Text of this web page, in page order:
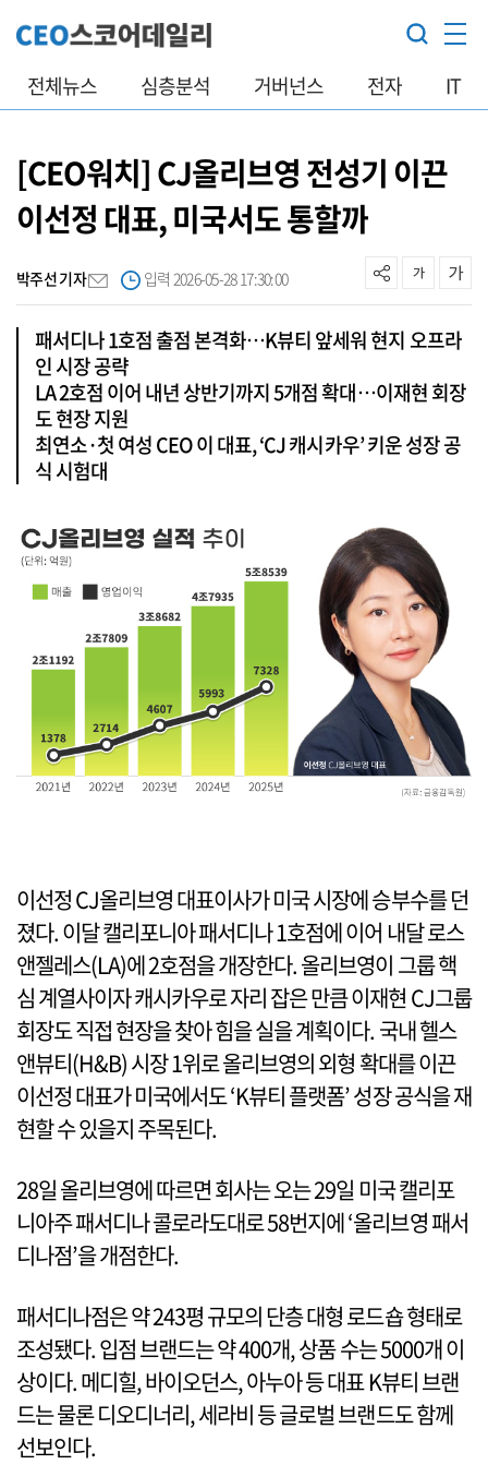
전체뉴스 심층분석 거버넌스 전자 IT
[CEO워치] CJ올리브영 전성기 이끈
이선정 대표, 미국서도 통할까
박주선 기자 입력 2026-05-28 17:30:00
패서디나 1호점 출점 본격화…K뷰티 앞세워 현지 오프라
인 시장 공략
LA 2호점 이어 내년 상반기까지 5개점 확대…이재현 회장
도 현장 지원
최연소·첫 여성 CEO 이 대표, ‘CJ 캐시카우’ 키운 성장 공
식 시험대
이선정 CJ올리브영 대표이사가 미국 시장에 승부수를 던
졌다. 이달 캘리포니아 패서디나 1호점에 이어 내달 로스
앤젤레스(LA)에 2호점을 개장한다. 올리브영이 그룹 핵
심 계열사이자 캐시카우로 자리 잡은 만큼 이재현 CJ그룹
회장도 직접 현장을 찾아 힘을 실을 계획이다. 국내 헬스
앤뷰티(H&B) 시장 1위로 올리브영의 외형 확대를 이끈
이선정 대표가 미국에서도 ‘K뷰티 플랫폼’ 성장 공식을 재
현할 수 있을지 주목된다.
28일 올리브영에 따르면 회사는 오는 29일 미국 캘리포
니아주 패서디나 콜로라도대로 58번지에 ‘올리브영 패서
디나점’을 개점한다.
패서디나점은 약 243평 규모의 단층 대형 로드숍 형태로
조성됐다. 입점 브랜드는 약 400개, 상품 수는 5000개 이
상이다. 메디힐, 바이오던스, 아누아 등 대표 K뷰티 브랜
드는 물론 디오디너리, 세라비 등 글로벌 브랜드도 함께
선보인다.